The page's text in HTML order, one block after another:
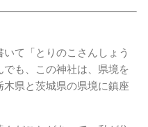
て「とりのこさんしょう
も、この神社は、県境を
県と茨城県の県境に鎮座